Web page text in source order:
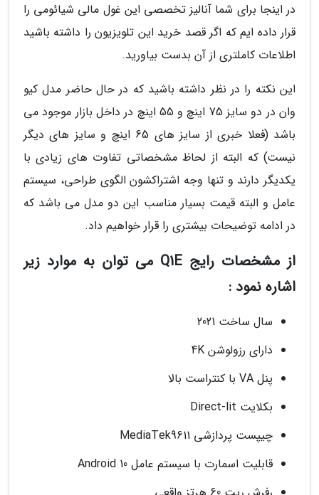
در اینجا برای شما آنالیز تخصصی این غول مالی شیائومی را
قرار داده ایم که اگر قصد خرید این تلویزیون را داشته باشید
اطلاعات کاملتری از آن بدست بیاورید.
این نکته را در نظر داشته باشید که در حال حاضر مدل کیو
وان در دو سایز 75 اینچ و 55 اینچ در داخل بازار موجود می
باشد (فعلا خبری از سایز های 65 اینچ و سایز های دیگر
نیست) که البته از لحاظ مشخصاتی تفاوت های زیادی با
یکدیگر دارند و تنها وجه اشتراکشون الگوی طراحی، سیستم
عامل و البته قیمت بسیار مناسب این دو مدل می باشد که
در ادامه توضیحات بیشتری را قرار خواهیم داد.
از مشخصات رایج Q1E می توان به موارد زیر
اشاره نمود :
سال ساخت 2021
دارای رزولوشن 4K
پنل VA با کنتراست بالا
بکلایت Direct-lit
چیپست پردازشی MediaTek9611
قابلیت اسمارت با سیستم عامل Android 10